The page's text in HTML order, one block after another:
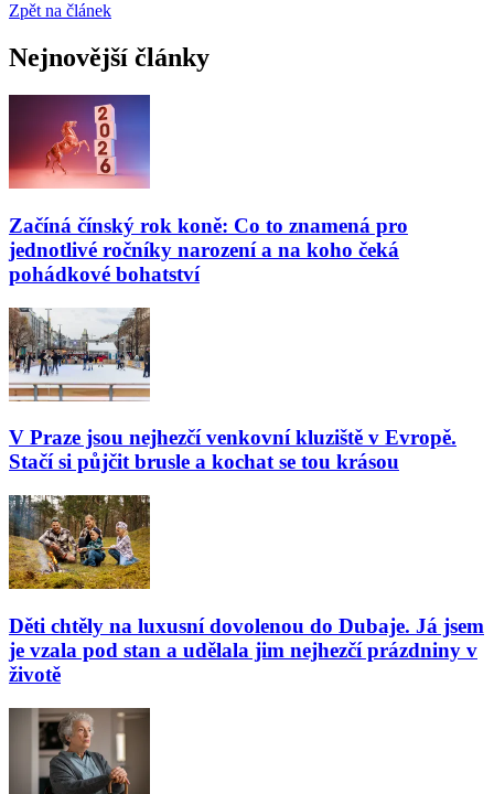
Zpět na článek
Nejnovější články
Začíná čínský rok koně: Co to znamená pro
jednotlivé ročníky narození a na koho čeká
pohádkové bohatství
V Praze jsou nejhezčí venkovní kluziště v Evropě.
Stačí si půjčit brusle a kochat se tou krásou
Děti chtěly na luxusní dovolenou do Dubaje. Já jsem
je vzala pod stan a udělala jim nejhezčí prázdniny v
životě